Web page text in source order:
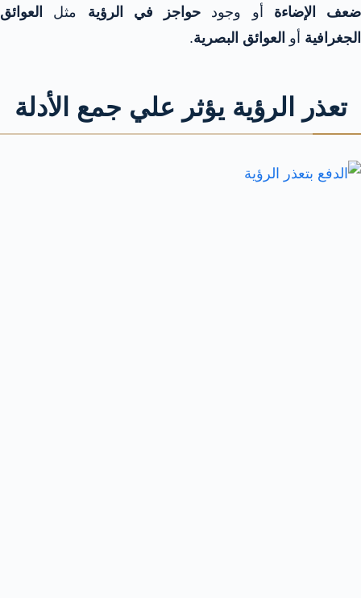
ضعف الإضاءة أو وجود حواجز في الرؤية مثل
العوائق
الجغرافية أو العوائق البصرية.
تعذر الرؤية يؤثر علي جمع الأدلة